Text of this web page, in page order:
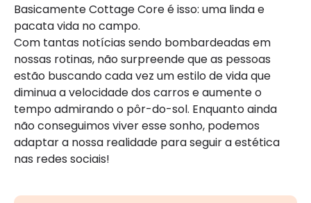
Basicamente Cottage Core é isso: uma linda e
pacata vida no campo.
Com tantas notícias sendo bombardeadas em
nossas rotinas, não surpreende que as pessoas
estão buscando cada vez um estilo de vida que
diminua a velocidade dos carros e aumente o
tempo admirando o pôr-do-sol. Enquanto ainda
não conseguimos viver esse sonho, podemos
adaptar a nossa realidade para seguir a estética
nas redes sociais!